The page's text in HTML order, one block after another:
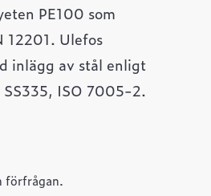
PE100 som
12201. Ulefos
inlägg av stål enligt
ISO 7005-2.
förfrågan.